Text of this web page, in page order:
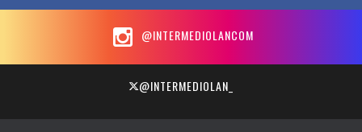
@INTERMEDIOLANCOM
@INTERMEDIOLAN_